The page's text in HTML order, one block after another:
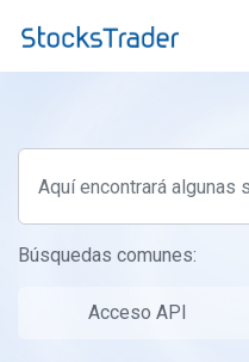
Búsquedas comunes:
Acceso API